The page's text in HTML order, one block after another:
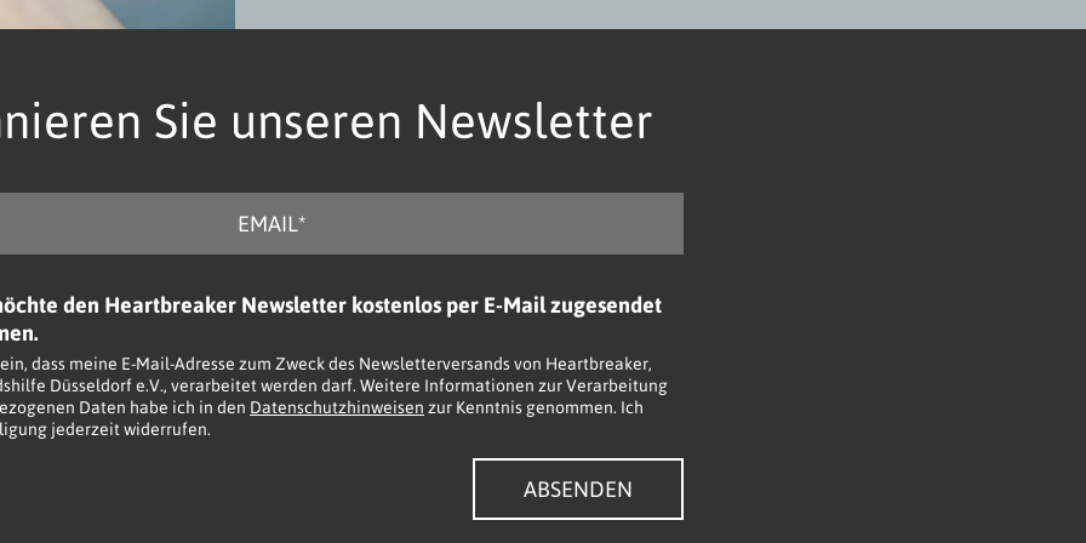
Sie unseren Newsletter
den Heartbreaker Newsletter kostenlos per E-Mail zugesendet
dass meine E-Mail-Adresse zum Zweck des Newsletterversands von Heartbreaker,
Düsseldorf e.V., verarbeitet werden darf. Weitere Informationen zur Verarbeitung
Daten habe ich in den Datenschutzhinweisen zur Kenntnis genommen. Ich
jederzeit widerrufen.
ABSENDEN